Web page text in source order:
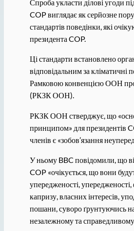
Спроба укласти ділові угоди
COP виглядає як серйозне
стандартів поведінки, які
президента COP.
Ці стандарти встановлено
відповідальним за кліматичні
Рамковою конвенцією ООН про
(РКЗК ООН).
РКЗК ООН стверджує, що
принципом» для президентів
членів є «зобов’язання
У ньому BBC повідомили, що
COP «очікується, що вони
упередженості,
капризу, власних інтересів,
пошани, суворо ґрунтуючись
незалежному та